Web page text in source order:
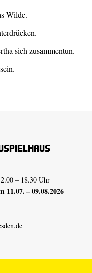
Wilde.
sich zusammentun.
– 18.30 Uhr
11.07. – 09.08.2026